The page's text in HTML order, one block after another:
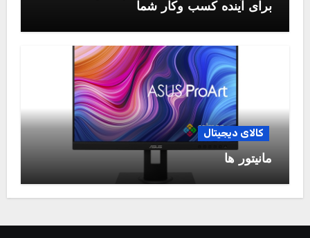
برای آینده کسب وکار شما
کالای دیجیتال
مانیتور ها